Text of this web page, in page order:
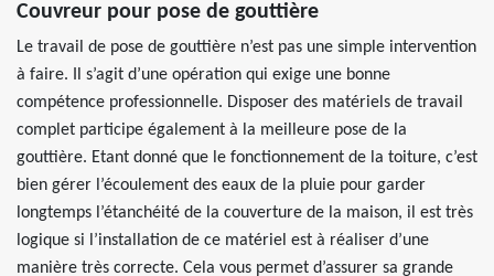
Couvreur pour pose de gouttière
Le travail de pose de gouttière n’est pas une simple intervention
à faire. Il s’agit d’une opération qui exige une bonne
compétence professionnelle. Disposer des matériels de travail
complet participe également à la meilleure pose de la
gouttière. Etant donné que le fonctionnement de la toiture, c’est
bien gérer l’écoulement des eaux de la pluie pour garder
longtemps l’étanchéité de la couverture de la maison, il est très
logique si l’installation de ce matériel est à réaliser d’une
manière très correcte. Cela vous permet d’assurer sa grande